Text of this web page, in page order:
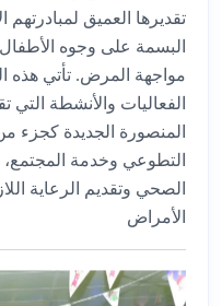
تقديرها العميق
البسمة على وجوه
مواجهة المرض. تأتي هذه
الفعاليات والأنشطة التي
المنصورة الجديدة كجزء
التطوعي وخدمة
الصحي وتقديم الرعاية
الأمراض